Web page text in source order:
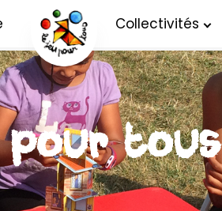
Collectivités
pour tous